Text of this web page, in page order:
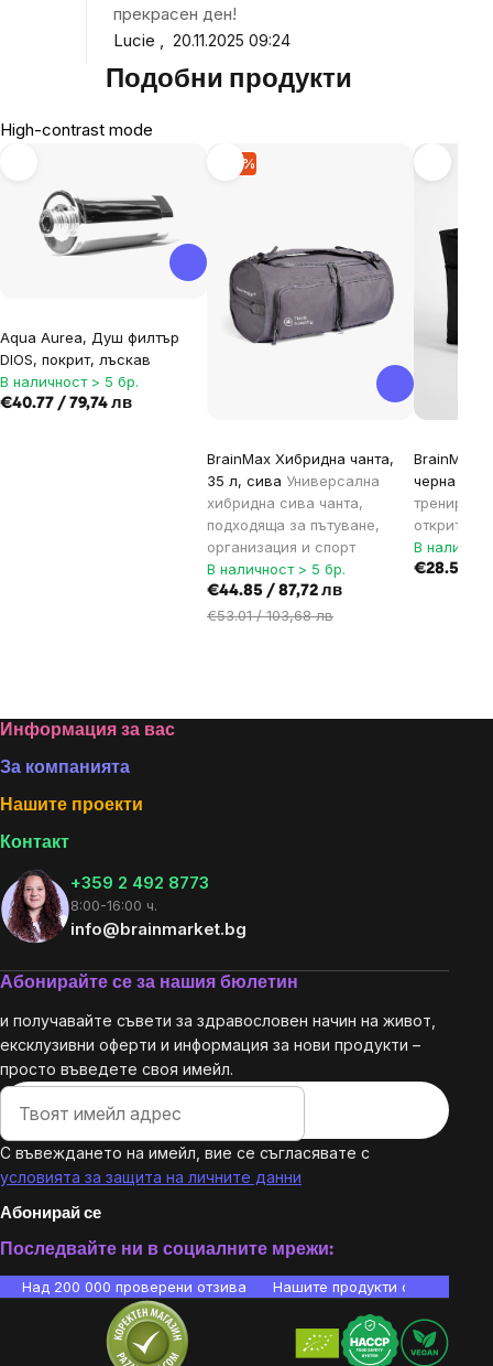
Lucie 20.11.2025 09:24
прекрасен ден!
Подобни продукти
High-contrast mode
Aqua Aurea, Душ филтър
DIOS, покрит, лъскав
В наличност > 5 бр.
€40.77 / 79,74 лв
-15 %
BrainMax Хибридна чанта,
35 л, сива Универсална
хибридна сива чанта,
подходяща за пътуване,
организация и спорт
В наличност > 5 бр.
€44.85 / 87,72 лв
€53.01 / 103,68 лв
BrainMax
черна
открито
В
€28.52 /
Footer
Информация за вас
За компанията
Нашите проекти
Контакт
+359 2 492 8773
8:00-16:00 ч.
info@brainmarket.bg
Абонирайте се за нашия бюлетин
и получавайте съвети за здравословен начин на живот,
ексклузивни оферти и информация за нови продукти –
просто въведете своя имейл.
С въвеждането на имейл, вие се съгласявате с
условията за защита на личните данни
Абонирай се
Последвайте ни в социалните мрежи:
Над 200 000 проверени отзива Нашите продукти са